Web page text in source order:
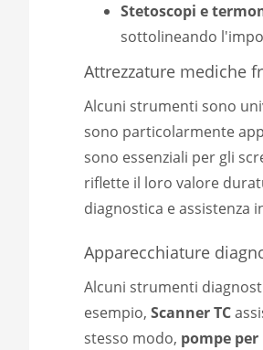
Stetoscopi e
sottolineando
Attrezzature mediche
Alcuni strumenti sono
sono particolarmente
sono essenziali per gli
riflette il loro valore
diagnostica e assistenza
Apparecchiature
Alcuni strumenti
esempio, Scanner TC
stesso modo, pompe